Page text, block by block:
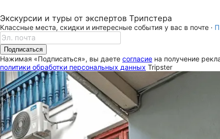
Экскурсии и туры от экспертов Трипстера
Классные места, скидки и интересные события у вас в почте ·
Подписаться
Нажимая «Подписаться», вы даете согласие на получение
политики обработки персональных данных Tripster